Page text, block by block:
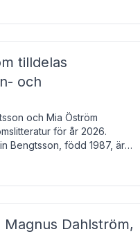
tilldelas
och
och Mia Öström
för år 2026.
Bengtsson, född 1987, är
Magnus Dahlström,